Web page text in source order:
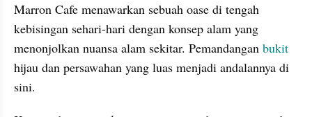
Marron Cafe menawarkan sebuah oase di tengah
kebisingan sehari-hari dengan konsep alam yang
menonjolkan nuansa alam sekitar. Pemandangan bukit
hijau dan persawahan yang luas menjadi andalannya di
sini.